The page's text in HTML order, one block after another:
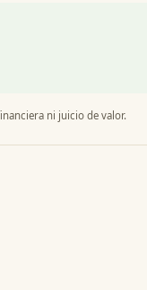
ni juicio de valor.